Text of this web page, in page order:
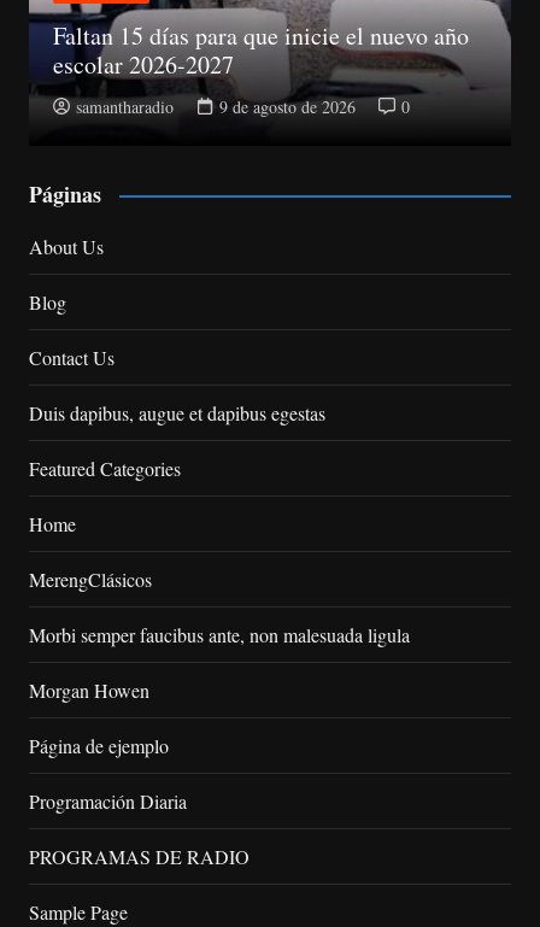
nuevo año
0
Nacionales
Abinader electo presidente del
samantharadio 9 de agosto de 2026
Páginas
About Us
Blog
Contact Us
Duis dapibus, augue et dapibus egestas
Featured Categories
Home
MerengClásicos
Morbi semper faucibus ante, non malesuada ligula
Morgan Howen
Página de ejemplo
Programación Diaria
PROGRAMAS DE RADIO
Sample Page